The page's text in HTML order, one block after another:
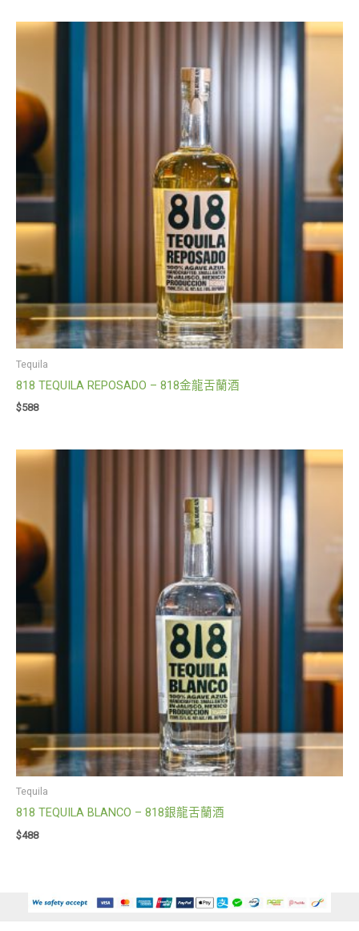
Tequila
818 TEQUILA REPOSADO – 818金龍舌蘭酒
$588
Tequila
818 TEQUILA BLANCO – 818銀龍舌蘭酒
$488